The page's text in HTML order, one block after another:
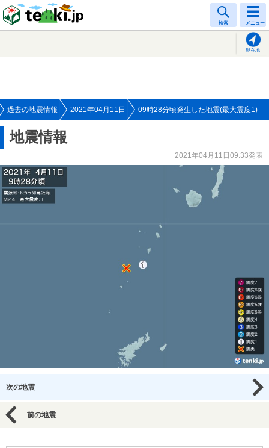
検索 メニュー
現在地
過去の地震情報 2021年04月11日 09時28分頃発生した地震(最大震度1)
地震情報
2021年04月11日09:33発表
次の地震
前の地震